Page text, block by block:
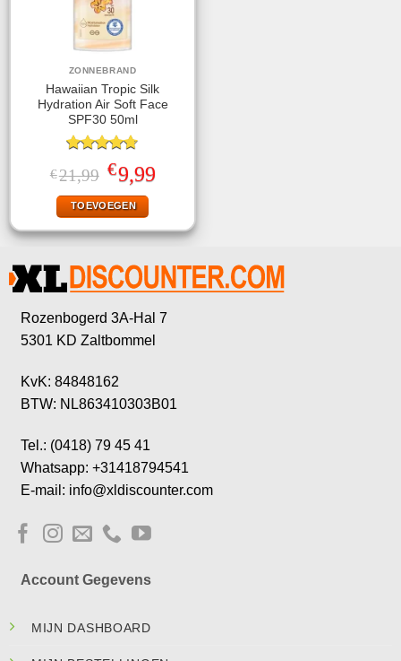
ZONNEBRAND
Hawaiian Tropic Silk
Hydration Air Soft Face
SPF30 50ml
Gewaardeerd
4.67uit 5
€21,99 Oorspronkelijke
prijs
was:
€21,99.
€9,99Huidige
prijs
TOEVOEGEN
Rozenbogerd 3A-Hal 7
5301 KD Zaltbommel
KvK: 84848162
BTW: NL863410303B01
Tel.: (0418) 79 45 41
Whatsapp: +31418794541
E-mail: info@xldiscounter.com
Account Gegevens
MIJN DASHBOARD